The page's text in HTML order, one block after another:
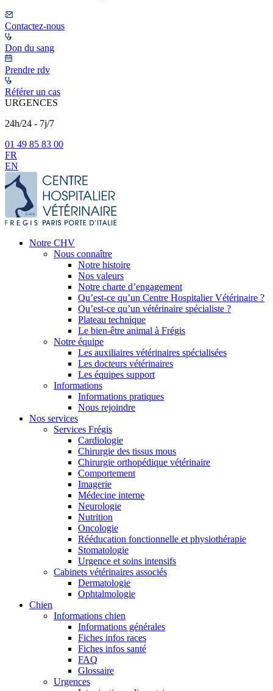
Contactez-nous
Don du sang
Prendre rdv
Référer un cas
URGENCES
24h/24 - 7j/7
01 49 85 83 00
FR
EN
Notre CHV
Nous connaître
Notre histoire
Nos valeurs
Notre charte d’engagement
Qu’est-ce qu’un Centre Hospitalier Vétérinaire ?
Qu’est-ce qu’un vétérinaire spécialiste ?
Plateau technique
Le bien-être animal à Frégis
Notre équipe
Les auxiliaires vétérinaires spécialisées
Les docteurs vétérinaires
Les équipes support
Informations
Informations pratiques
Nous rejoindre
Nos services
Services Frégis
Cardiologie
Chirurgie des tissus mous
Chirurgie orthopédique vétérinaire
Comportement
Imagerie
Médecine interne
Neurologie
Nutrition
Oncologie
Rééducation fonctionnelle et physiothérapie
Stomatologie
Urgence et soins intensifs
Cabinets vétérinaires associés
Dermatologie
Ophtalmologie
Chien
Informations chien
Informations générales
Fiches infos races
Fiches infos santé
FAQ
Glossaire
Urgences